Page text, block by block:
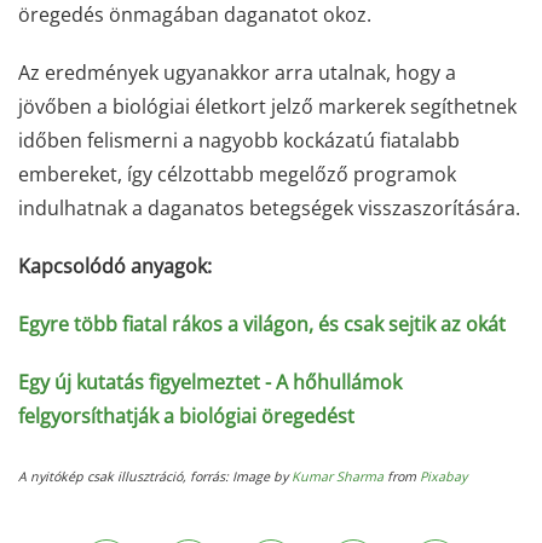
öregedés önmagában daganatot okoz.
Az eredmények ugyanakkor arra utalnak, hogy a
jövőben a biológiai életkort jelző markerek segíthetnek
időben felismerni a nagyobb kockázatú fiatalabb
embereket, így célzottabb megelőző programok
indulhatnak a daganatos betegségek visszaszorítására.
Kapcsolódó anyagok:
Egyre több fiatal rákos a világon, és csak sejtik az okát
Egy új kutatás figyelmeztet - A hőhullámok
felgyorsíthatják a biológiai öregedést
A nyitókép csak illusztráció, forrás: Image byKumar Sharma from Pixabay